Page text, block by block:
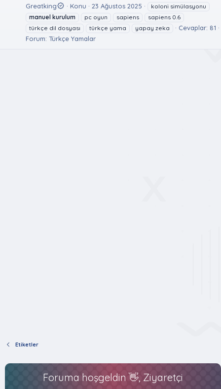
Greatking Konu 23 Ağustos 2025
koloni simülasyonu
manuel kurulum pc oyun sapiens
sapiens 0.6
türkçe dil dosyası
türkçe yama yapay zeka
Cevaplar: 81
Forum: Türkçe Yamalar
Etiketler
Foruma hoşgeldin 👋, Ziyaretçi